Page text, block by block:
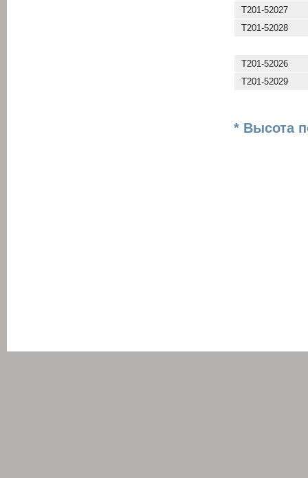
Т201-52027
Т201-52028
Т201-52026
Т201-52029
* Высота